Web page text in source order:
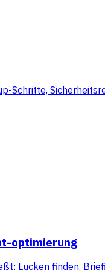
Schritte,
optimierung
Lücken finden,